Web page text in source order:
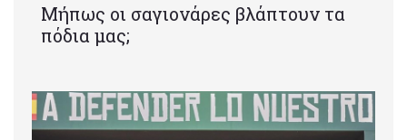
Μήπως οι σαγιονάρες βλάπτουν τα
πόδια μας;